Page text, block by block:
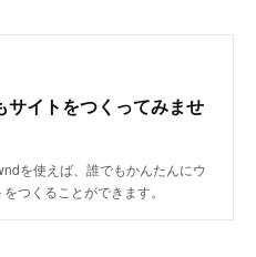
サイトをつくってみませ
を使えば、誰でもかんたんにウ
つくることができます。